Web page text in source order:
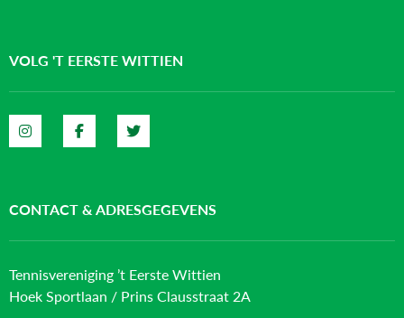
VOLG 'T EERSTE WITTIEN
CONTACT & ADRESGEGEVENS
Tennisvereniging ’t Eerste Wittien
Hoek Sportlaan / Prins Clausstraat 2A